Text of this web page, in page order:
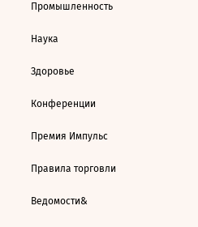
Промышленность
Наука
Здоровье
Конференции
Премия Импульс
Правила торговли
Ведомости&